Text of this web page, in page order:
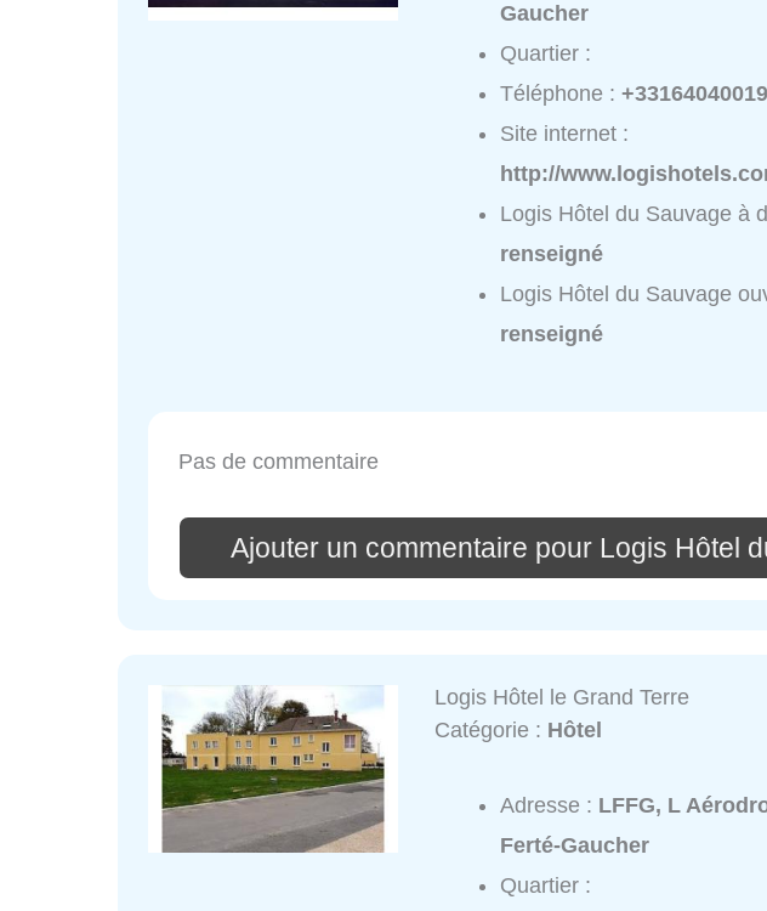
Gaucher
Quartier :
Téléphone :+33164040019
Site internet :
http://
Logis Hôtel du Sauvage à
renseigné
Logis Hôtel du Sauvage
renseigné
Pas de commentaire
Ajouter un commentaire pour Logis Hôtel
Logis Hôtel le Grand Terre
Catégorie : Hôtel
Adresse : LFFG, L
Ferté-Gaucher
Quartier :